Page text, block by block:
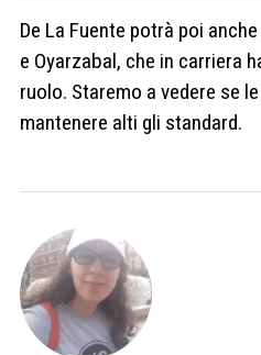
De La Fuente potrà poi
e Oyarzabal, che in carriera
ruolo. Staremo a vedere se
mantenere alti gli standard.